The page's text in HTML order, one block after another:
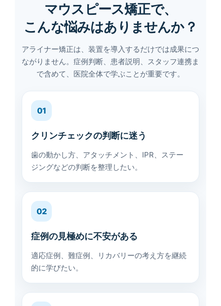
マウスピース矯正で、
こんな悩みはありませんか？
アライナー矯正は、装置を導入するだけでは成果につ
ながりません。症例判断、患者説明、スタッフ連携ま
で含めて、医院全体で学ぶことが重要です。
01
クリンチェックの判断に迷う
歯の動かし方、アタッチメント、IPR、ステー
ジングなどの判断を整理したい。
02
症例の見極めに不安がある
適応症例、難症例、リカバリーの考え方を継続
的に学びたい。